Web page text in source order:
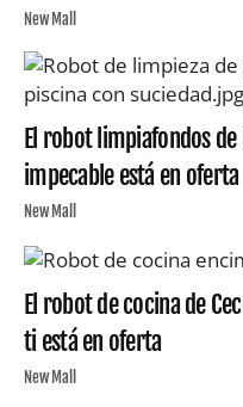
New Mall
El robot limpiafondos
impecable está en oferta
New Mall
El robot de cocina de
ti está en oferta
New Mall